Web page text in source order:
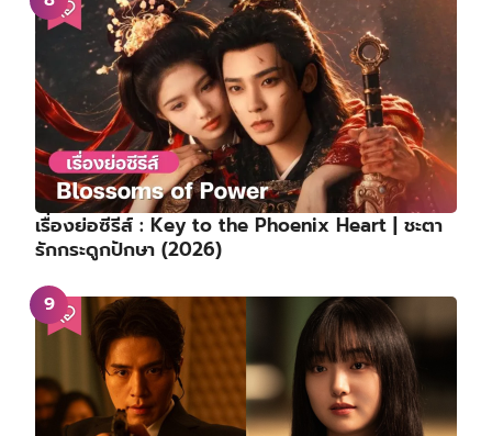
เรื่องย่อซีรีส์ : Key to the Phoenix Heart | ชะตา
รักกระดูกปักษา (2026)